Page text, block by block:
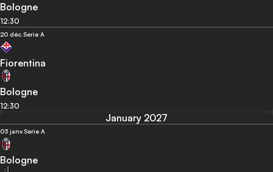
Bologne
12:30
20 déc. Serie A
Fiorentina
Bologne
12:30
January 2027
03 janv. Serie A
Bologne